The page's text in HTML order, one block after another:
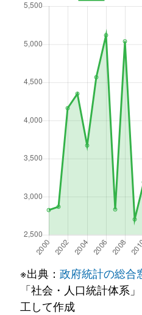
※出典： 政府統計の総合
「社会・人口統計体系
工して作成